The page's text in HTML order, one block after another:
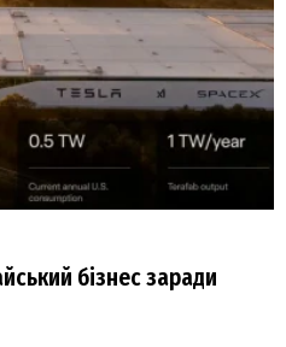
бізнес заради